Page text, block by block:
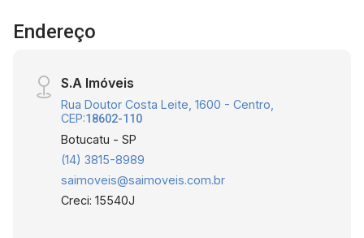
Endereço
S.A Imóveis
Rua Doutor Costa Leite, 1600 - Centro,
CEP:18602-110
Botucatu - SP
(14) 3815-8989
saimoveis@saimoveis.com.br
Creci: 15540J